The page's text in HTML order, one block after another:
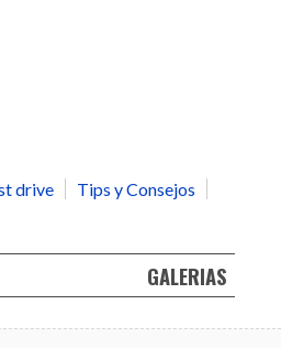
drive
Tips y Consejos
GALERIAS